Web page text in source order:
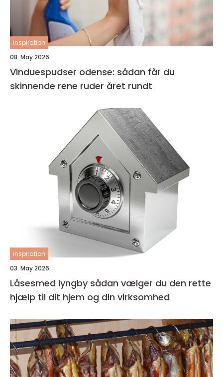
inspiration
08. May 2026
Vinduespudser odense: sådan får du
skinnende rene ruder året rundt
inspiration
03. May 2026
Låsesmed lyngby sådan vælger du den rette
hjælp til dit hjem og din virksomhed